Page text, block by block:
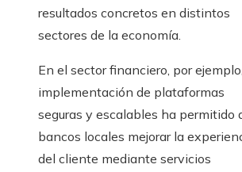
resultados concretos en distintos
sectores de la economía.
En el sector financiero, por
implementación de plataformas
seguras y escalables ha permitido
bancos locales mejorar la
del cliente mediante servicios